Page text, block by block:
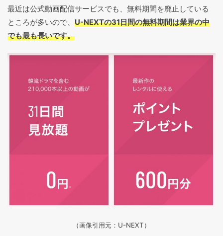
最近は公式動画配信サービスでも、無料期間を廃止している
ところが多いので、 U-NEXTの31日間の無料期間は業界の中
でも最も長いです。
（画像引用元：U-NEXT）